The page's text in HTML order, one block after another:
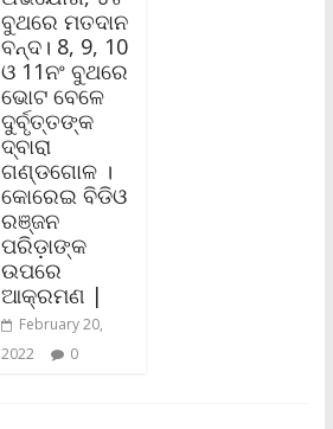
ବୁଥରେ ମତଦାନ
ବନ୍ଦ। 8, 9, 10
ଓ 11ନଂ ବୁଥରେ
ଭୋଟ ବେଳେ
ଦୁର୍ବୃତ୍ତଙ୍କ
ଦ୍ବାରା
ଗଣ୍ଡଗୋଳ ।
କୋରେଇ ବିଡିଓ
ରଞ୍ଜନ
ପରିଡ଼ାଙ୍କ
ଉପରେ
ଆକ୍ରମଣ |
February 20,
2022
0